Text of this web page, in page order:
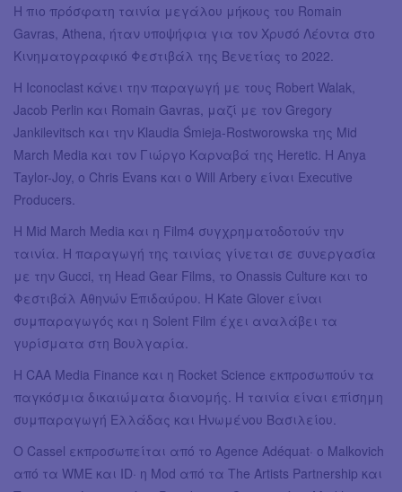
Η πιο πρόσφατη ταινία μεγάλου μήκους του Romain
Gavras, Athena, ήταν υποψήφια για τον Χρυσό Λέοντα στο
Κινηματογραφικό Φεστιβάλ της Βενετίας το 2022.
Η Iconoclast κάνει την παραγωγή με τους Robert Walak,
Jacob Perlin και Romain Gavras, μαζί με τον Gregory
Jankilevitsch και την Klaudia Śmieja-Rostworowska της Mid
March Media και τον Γιώργο Καρναβά της Heretic. Η Anya
Taylor-Joy, ο Chris Evans και ο Will Arbery είναι Executive
Producers.
Η Mid March Media και η Film4 συγχρηματοδοτούν την
ταινία. Η παραγωγή της ταινίας γίνεται σε συνεργασία
με την Gucci, τη Head Gear Films, το Onassis Culture και το
Φεστιβάλ Αθηνών Επιδαύρου. Η Kate Glover είναι
συμπαραγωγός και η Solent Film έχει αναλάβει τα
γυρίσματα στη Βουλγαρία.
Η CAA Media Finance και η Rocket Science εκπροσωπούν τα
παγκόσμια δικαιώματα διανομής. Η ταινία είναι επίσημη
συμπαραγωγή Ελλάδας και Ηνωμένου Βασιλείου.
Ο Cassel εκπροσωπείται από το Agence Adéquat· ο Malkovich
από τα WME και ID· η Mod από τα The Artists Partnership και